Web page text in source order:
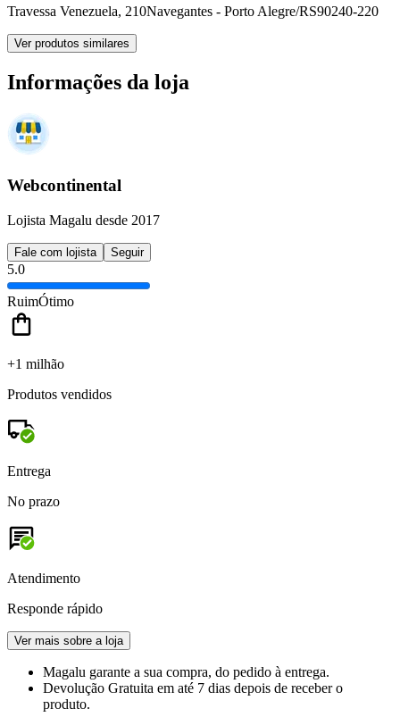
Travessa Venezuela, 210Navegantes - Porto Alegre/RS90240-220
Ver produtos similares
Informações da loja
Webcontinental
Lojista Magalu desde 2017
Fale com lojista Seguir
5.0
RuimÓtimo
+1 milhão
Produtos vendidos
Entrega
No prazo
Atendimento
Responde rápido
Ver mais sobre a loja
Magalu garante a sua compra, do pedido à entrega.
Devolução Gratuita em até 7 dias depois de receber o
produto.